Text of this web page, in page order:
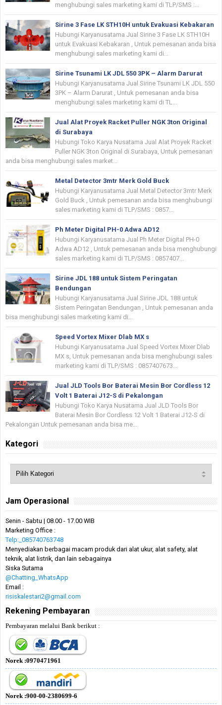
menghubungi sales marketing kami di TLP/SMS :...
Sirine 3 Fase LK STH10H untuk Evakuasi Kebakaran
Hubungi Karyanusatama Jual Sirine 3 Fase LK STH10H
untuk Evakuasi Kebakaran , Untuk pemesanan anda bisa
menghubungi sales marketing kami di...
Sirine Tsunami LK JDL 550 3PK – Alarm Darurat
Hubungi Karyanusatama Jual Sirine Tsunami LK JDL 550
3PK – Alarm Darurat , Untuk pemesanan anda bisa
menghubungi sales marketing kami di TL...
Jual Alat Proyek Racket Puller NGK 3ton Original
di Surabaya
Hubungi Toko Karya Nusatama Jual Alat Proyek Racket
Puller NGK 3ton Original di Surabaya, Untuk pemesanan
anda bisa menghubungi sales market...
Metal Detector 3mtr Merk Gold Buck
Hubungi Karyanusatama Jual Metal Detector 3mtr Merk
Gold Buck , Untuk pemesanan anda bisa menghubungi
sales marketing kami di TLP/SMS : 0857...
Ph Meter Digital PH-0 Adwa AD12
Hubungi Karyanusatama Jual Ph Meter Digital PH-0
Adwa AD12 , Untuk pemesanan anda bisa menghubungi
sales marketing kami di TLP/SMS : 0857407...
Sirine JDL 188 untuk Sistem Peringatan
Bendungan
Hubungi Karyanusatama Jual Sirine JDL 188 untuk
Sistem Peringatan Bendungan , Untuk pemesanan anda
bisa menghubungi sales marketing kami di...
Speed Vortex Mixer Dlab MX s
Hubungi Karyanusatama Jual Speed Vortex Mixer Dlab
MX s, Untuk pemesanan anda bisa menghubungi sales
marketing kami di TLP/SMS : 0857407673...
Jual JLD Tools Bor Baterai Mesin Bor Cordless 12
Volt 1 Baterai J12-S di Pekalongan
Hubungi Toko Karya Nusatama Jual JLD Tools Bor
Baterai Mesin Bor Cordless 12 Volt 1 Baterai J12-S di
Pekalongan Untuk pemesanan anda bisa me...
Kategori
Jam Operasional
Senin - Sabtu | 08.00 - 17.00 WIB
Marketing Office :
Telp:_085740763748
Menyediakan berbagai macam produk dari alat ukur, alat safety, alat
teknik, alat listrik, dan lain sebagainya
Siska Sutama
@Chatting_WhatsApp
Email :
risiskalestari2@gmail.com
Rekening Pembayaran
Pembayaran melalui Bank berikut :
Norek :0970471961
Norek :900-00-2380699-6